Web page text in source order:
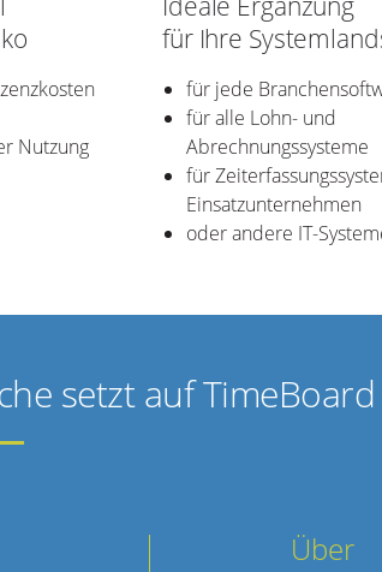
Nutzung
für Ihre
für jede
für alle Lohn- und
Abrechnungssysteme
für
Einsatzunternehmen
oder andere IT-
setzt auf TimeBoard
Über